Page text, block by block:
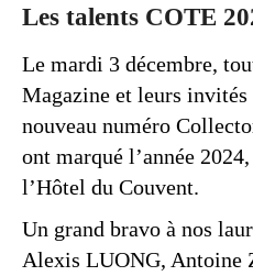
Les talents COTE
Le mardi 3 décembre,
Magazine et leurs
nouveau numéro
ont marqué l’année
l’Hôtel du Couvent.
Un grand bravo à nos
Alexis LUONG, Antoine